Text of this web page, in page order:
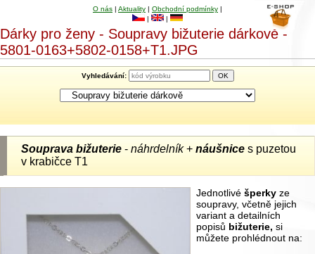
O nás | Aktuality | Obchodní podmínky |
|
|
Dárky pro ženy - Soupravy bižuterie dárkově -
5801-0163+5802-0158+T1.JPG
Vyhledávání:
Souprava bižuterie - náhrdelník+ náušnice s puzetou
v krabičce T1
Jednotlivé šperkyze
soupravy, včetně jejich
variant a detailních
popisů bižuterie, si
můžete prohlédnout na: